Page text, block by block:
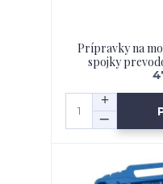
Prípravky na
spojky